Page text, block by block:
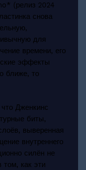
(релиз 2024
снова
для
времени, его
эффекты
ближе, то
Дженкинс
биты,
выверенная
внутреннего
силён не
как эти